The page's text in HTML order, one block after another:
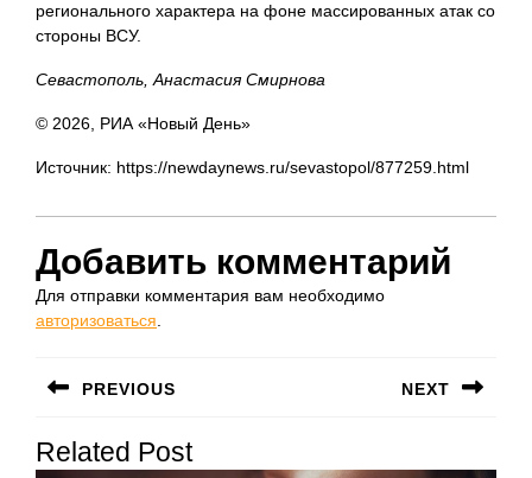
регионального характера на фоне массированных атак со
стороны ВСУ.
Севастополь, Анастасия Смирнова
© 2026, РИА «Новый День»
Источник: https://newdaynews.ru/sevastopol/877259.html
Добавить комментарий
Для отправки комментария вам необходимо
авторизоваться.
по
записям
PREVIOUS
запись:
NEXT
запись:
Related Post